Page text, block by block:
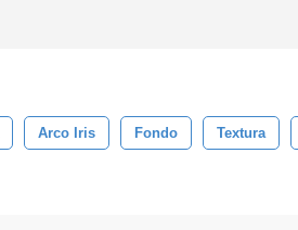
Arco Iris Fondo Textura